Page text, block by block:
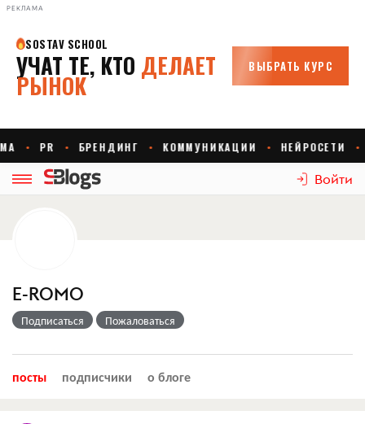
РЕКЛАМА
Войти
E-ROMO
Подписаться Пожаловаться
посты подписчики о блоге